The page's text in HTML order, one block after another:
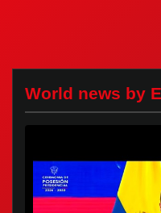
World news by